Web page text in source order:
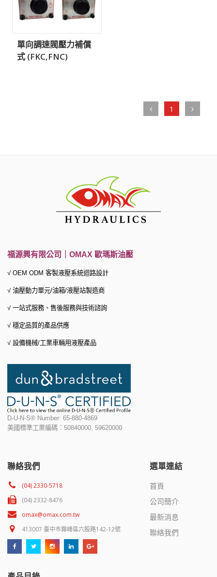
單向調速閥壓力補償
式 (FKC,FNC)
1
福源興有限公司｜OMAX 歐瑪斯油壓
√ OEM ODM 客製液壓系統迴路設計
√ 油壓動力單元/油箱/液壓站製造商
√ 一站式服務、 售後服務與技術諮詢
√ 穩定品質的產品供應
√ 設備機械/工業車輛用液壓產品
D-U-N-S® Number: 65-880-4869
美國標準工業編碼：50840000, 59620000
聯絡我們
(04) 2330-5718
(04) 2332-8476
omax@omax.com.tw
413007 臺中市霧峰區六股路142-12號
選單連結
首頁
公司簡介
最新消息
聯絡我們